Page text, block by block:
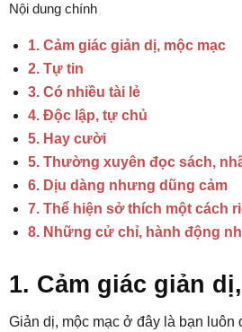
Nội dung chính
1. Cảm giác giản dị, mộc mạc
2. Tự tin
3. Có nhiều tài lẻ
4. Độc lập, tự chủ
5. Hay cười
5. Thường xuyên đọc sách,
6. Dịu dàng nhưng dũng cảm
7. Thể hiện sở thích một cách
8. Những cử chỉ, hành động
1. Cảm giác giản
Giản dị, mộc mạc ở đây là bạn luôn